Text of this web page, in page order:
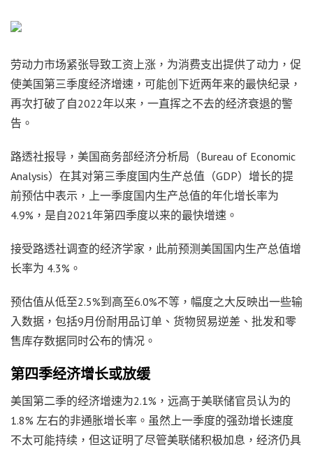
劳动力市场紧张导致工资上涨，为消费支出提供了动力，促
使美国第三季度经济增速，可能创下近两年来的最快纪录，
再次打破了自2022年以来，一直挥之不去的经济衰退的警
告。
路透社报导，美国商务部经济分析局（Bureau of Economic
Analysis）在其对第三季度国内生产总值（GDP）增长的提
前预估中表示，上一季度国内生产总值的年化增长率为
4.9%，是自2021年第四季度以来的最快增速。
接受路透社调查的经济学家，此前预测美国国内生产总值增
长率为 4.3%。
预估值从低至2.5%到高至6.0%不等，幅度之大反映出一些输
入数据，包括9月份耐用品订单、货物贸易逆差、批发和零
售库存数据同时公布的情况。
第四季经济增长或放缓
美国第二季的经济增速为2.1%，远高于美联储官员认为的
1.8% 左右的非通胀增长率。虽然上一季度的强劲增长速度
不太可能持续，但这证明了尽管美联储积极加息，经济仍具